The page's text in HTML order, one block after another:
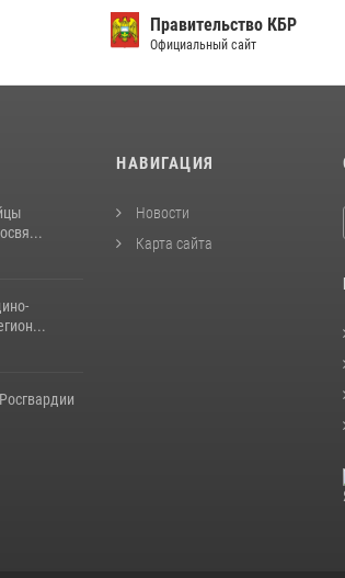
Правительство КБР
Официальный сайт
НАВИГАЦИЯ
Новости
Карта сайта